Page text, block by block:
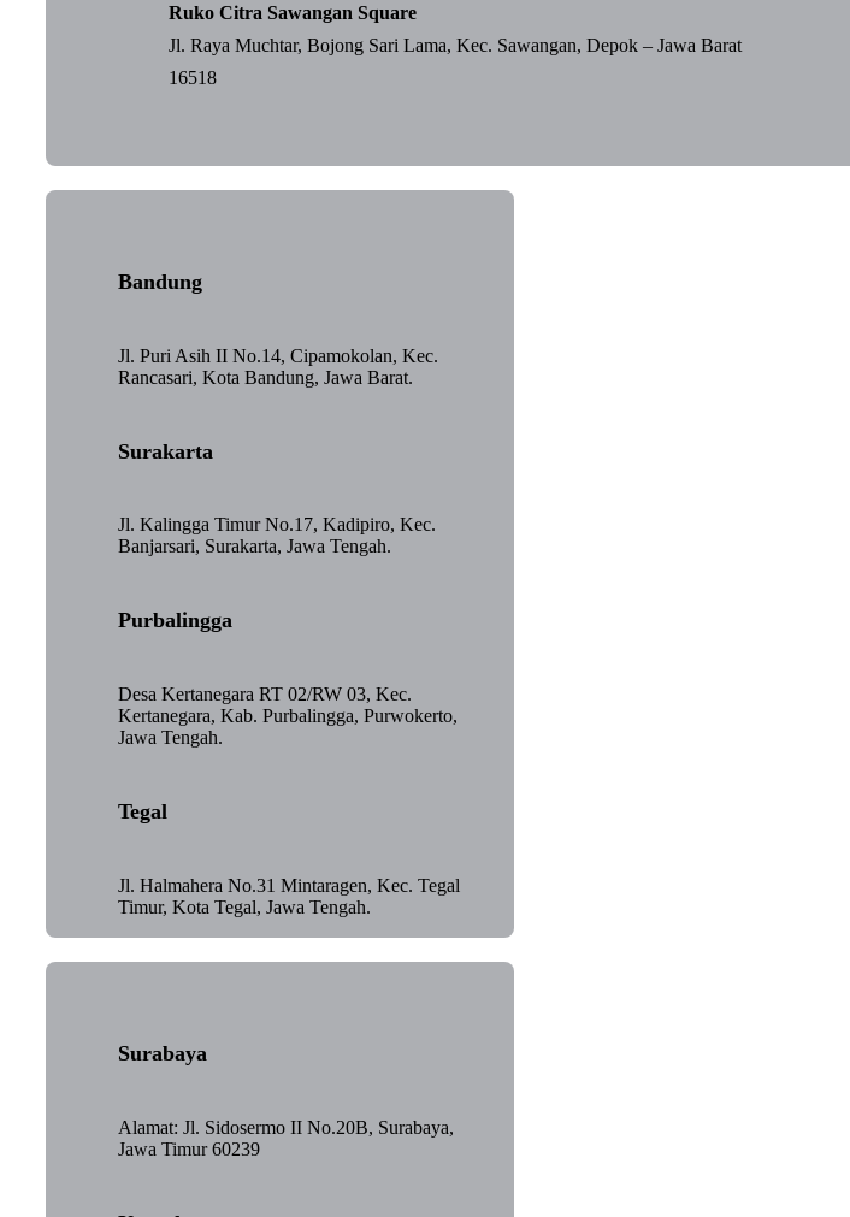
Ruko Citra Sawangan Square
Jl. Raya Muchtar, Bojong Sari Lama, Kec. Sawangan, Depok – Jawa Barat
16518
Bandung
Jl. Puri Asih II No.14, Cipamokolan, Kec.
Rancasari, Kota Bandung, Jawa Barat.
Surakarta
Jl. Kalingga Timur No.17, Kadipiro, Kec.
Banjarsari, Surakarta, Jawa Tengah.
Purbalingga
Desa Kertanegara RT 02/RW 03, Kec.
Kertanegara, Kab. Purbalingga, Purwokerto,
Jawa Tengah.
Tegal
Jl. Halmahera No.31 Mintaragen, Kec. Tegal
Timur, Kota Tegal, Jawa Tengah.
Surabaya
Alamat: Jl. Sidosermo II No.20B, Surabaya,
Jawa Timur 60239